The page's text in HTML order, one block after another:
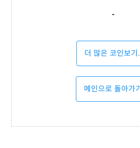
-
더 많은 코인보기
메인으로 돌아가